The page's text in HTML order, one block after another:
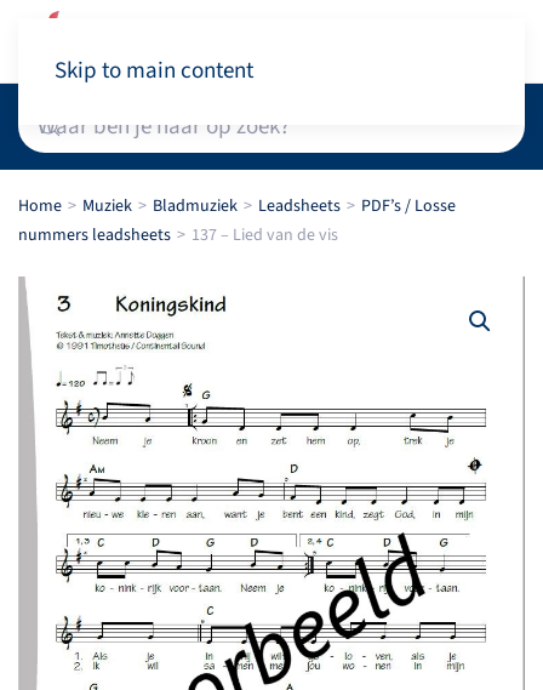
Skip to main content
Home Muziek Bladmuziek Leadsheets
PDF’s / Losse
nummers leadsheets
137 – Lied van de vis